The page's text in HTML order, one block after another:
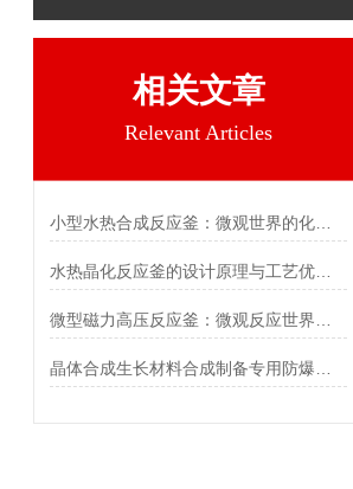
相关文章
Relevant Articles